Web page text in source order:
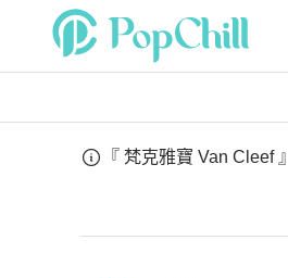
『 梵克雅寶 Van Cleef 』